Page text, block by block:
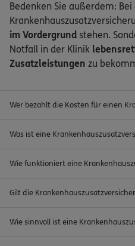
Bedenken Sie außerdem:
im Vordergrund stehen.
Notfall in der Klinik
Zusatzleistungen zu
Wer bezahlt die Kosten für einen
Was ist eine
Wie funktioniert eine
Gilt die
Wie sinnvoll ist eine